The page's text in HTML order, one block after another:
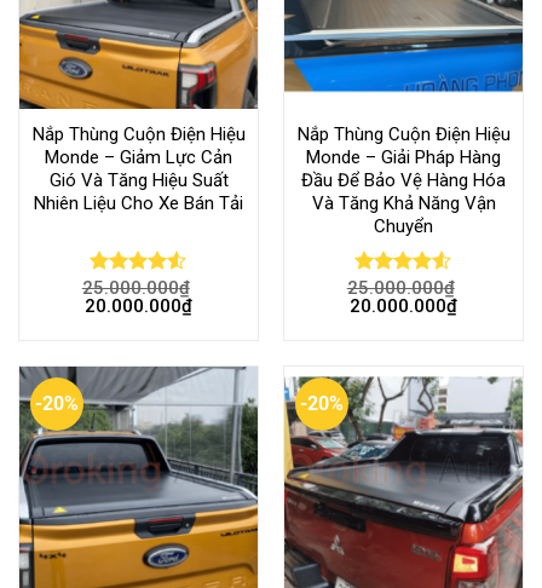
Nắp Thùng Cuộn Điện Hiệu
Monde – Giảm Lực Cản
Gió Và Tăng Hiệu Suất
Nhiên Liệu Cho Xe Bán Tải
Rated
4.50out
25.000.000₫
20.000.000₫
Nắp Thùng Cuộn Điện Hiệu
Monde – Giải Pháp Hàng
Đầu Để Bảo Vệ Hàng Hóa
Và Tăng Khả Năng Vận
Chuyển
Rated
4.50out
25.000.000₫
20.000.000₫
-20% -20%